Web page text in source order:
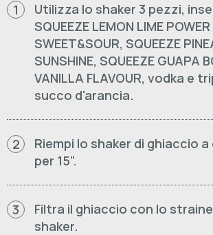
1
Utilizza lo shaker 3 pezzi,
SQUEEZE LEMON LIME POWER
SWEET&SOUR, SQUEEZE
SUNSHINE, SQUEEZE GUAPA
VANILLA FLAVOUR, vodka e
succo d'arancia.
2
Riempi lo shaker di ghiaccio
per 15".
3
Filtra il ghiaccio con lo
shaker.